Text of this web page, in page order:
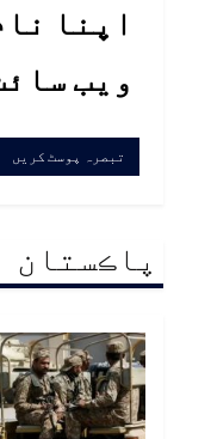
اپنا
ویب
پاڪستان